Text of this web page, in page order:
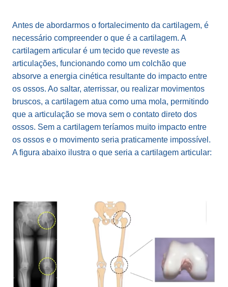
Antes de abordarmos o fortalecimento da cartilagem, é
necessário compreender o que é a cartilagem. A
cartilagem articular é um tecido que reveste as
articulações, funcionando como um colchão que
absorve a energia cinética resultante do impacto entre
os ossos. Ao saltar, aterrissar, ou realizar movimentos
bruscos, a cartilagem atua como uma mola, permitindo
que a articulação se mova sem o contato direto dos
ossos. Sem a cartilagem teríamos muito impacto entre
os ossos e o movimento seria praticamente impossível.
A figura abaixo ilustra o que seria a cartilagem articular: